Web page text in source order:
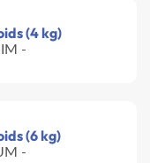
(4 kg)
-
(6 kg)
-